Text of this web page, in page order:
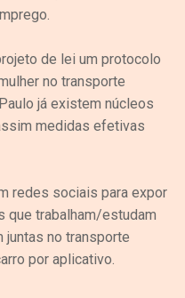
de lei um protocolo
no transporte
já existem núcleos
medidas efetivas
redes sociais para expor
que trabalham/estudam
juntas no transporte
por aplicativo.